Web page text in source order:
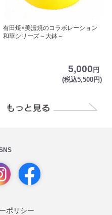
有田焼×美濃焼のコラボレーション
和華シリーズ～大鉢～
5,000 円
(税込5,500円)
ポリシー